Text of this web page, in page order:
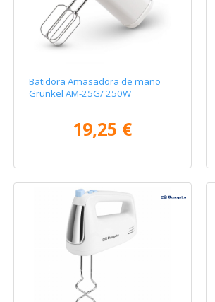
Batidora Amasadora de mano
Grunkel AM-25G/ 250W
19,25 €